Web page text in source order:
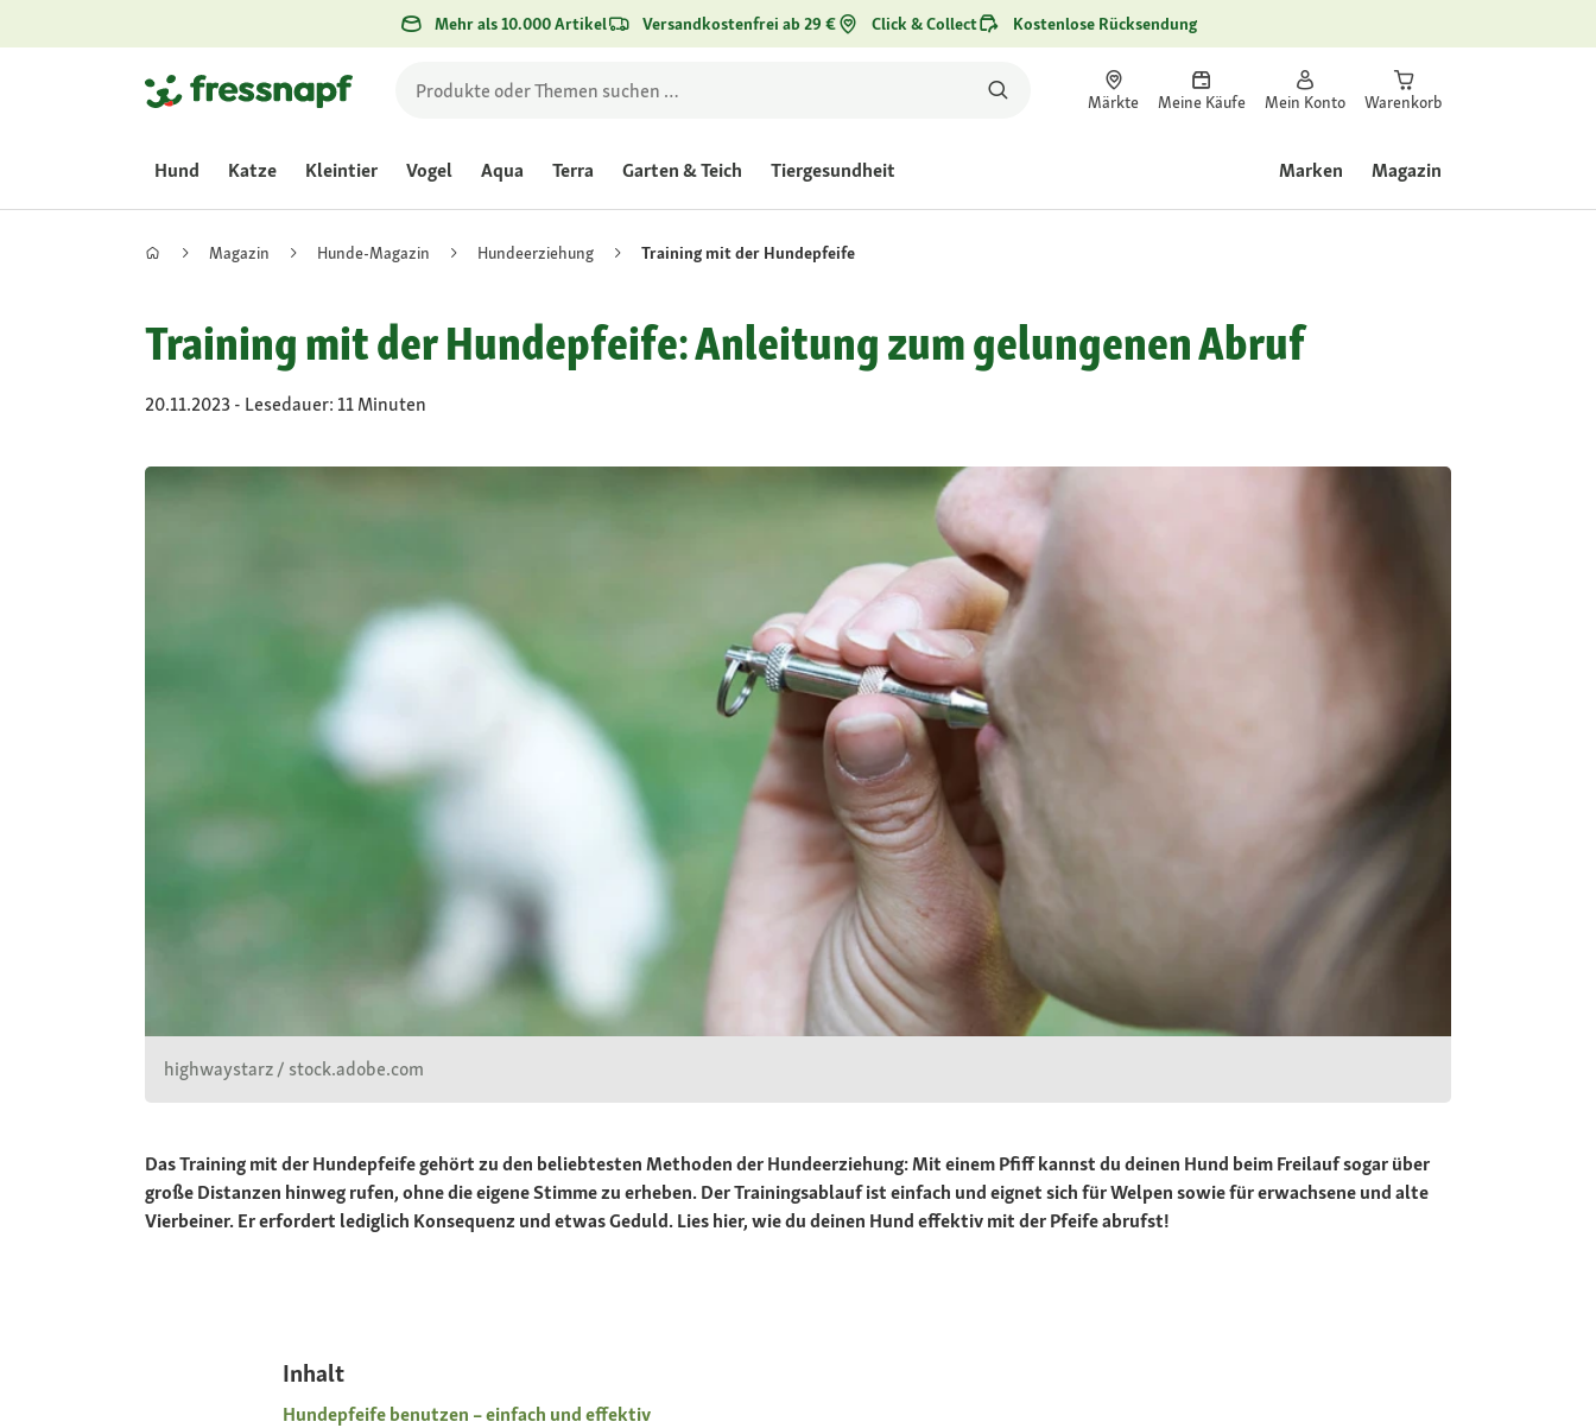
Mehr als 10.000 Artikel Versandkostenfrei ab 29 € Click & Collect Kostenlose Rücksendung
Märkte Meine Käufe Mein Konto Warenkorb
Hund Katze Kleintier Vogel Aqua Terra Garten & Teich Tiergesundheit Marken Magazin
Magazin Hunde-Magazin Hundeerziehung Training mit der Hundepfeife
Training mit der Hundepfeife: Anleitung zum gelungenen Abruf
20.11.2023 - Lesedauer: 11 Minuten
highwaystarz / stock.adobe.com
Das Training mit der Hundepfeife gehört zu den beliebtesten Methoden der Hundeerziehung: Mit einem Pfiff kannst du deinen Hund beim Freilauf sogar über
große Distanzen hinweg rufen, ohne die eigene Stimme zu erheben. Der Trainingsablauf ist einfach und eignet sich für Welpen sowie für erwachsene und alte
Vierbeiner. Er erfordert lediglich Konsequenz und etwas Geduld. Lies hier, wie du deinen Hund effektiv mit der Pfeife abrufst!
Inhalt
Hundepfeife benutzen – einfach und effektiv